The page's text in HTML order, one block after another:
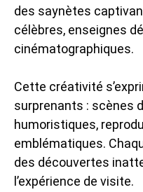
des saynètes
célèbres, enseignes
cinématographiques.
Cette créativité
surprenants : scènes
humoristiques,
emblématiques.
des découvertes
l’expérience de visite.